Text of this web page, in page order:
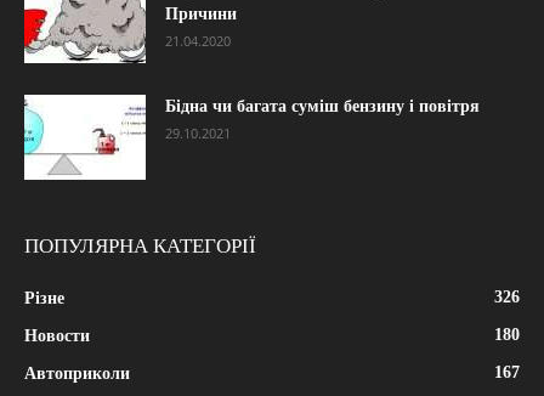
Причини
21.04.2020
Бідна чи багата суміш бензину і повітря
29.10.2021
ПОПУЛЯРНА КАТЕГОРІЇ
Різне 326
Новости 180
Автоприколи 167